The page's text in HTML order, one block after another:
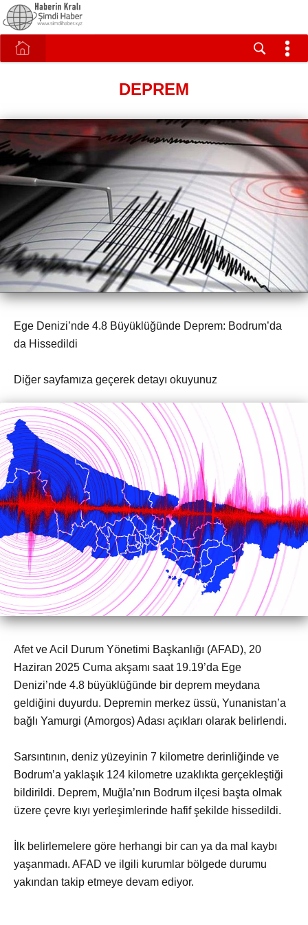
DEPREM
Ege Denizi’nde 4.8 Büyüklüğünde Deprem: Bodrum’da
da Hissedildi
Diğer sayfamıza geçerek detayı okuyunuz
Afet ve Acil Durum Yönetimi Başkanlığı (AFAD), 20
Haziran 2025 Cuma akşamı saat 19.19’da Ege
Denizi’nde 4.8 büyüklüğünde bir deprem meydana
geldiğini duyurdu. Depremin merkez üssü, Yunanistan’a
bağlı Yamurgi (Amorgos) Adası açıkları olarak belirlendi.
Sarsıntının, deniz yüzeyinin 7 kilometre derinliğinde ve
Bodrum’a yaklaşık 124 kilometre uzaklıkta gerçekleştiği
bildirildi. Deprem, Muğla’nın Bodrum ilçesi başta olmak
üzere çevre kıyı yerleşimlerinde hafif şekilde hissedildi.
İlk belirlemelere göre herhangi bir can ya da mal kaybı
yaşanmadı. AFAD ve ilgili kurumlar bölgede durumu
yakından takip etmeye devam ediyor.